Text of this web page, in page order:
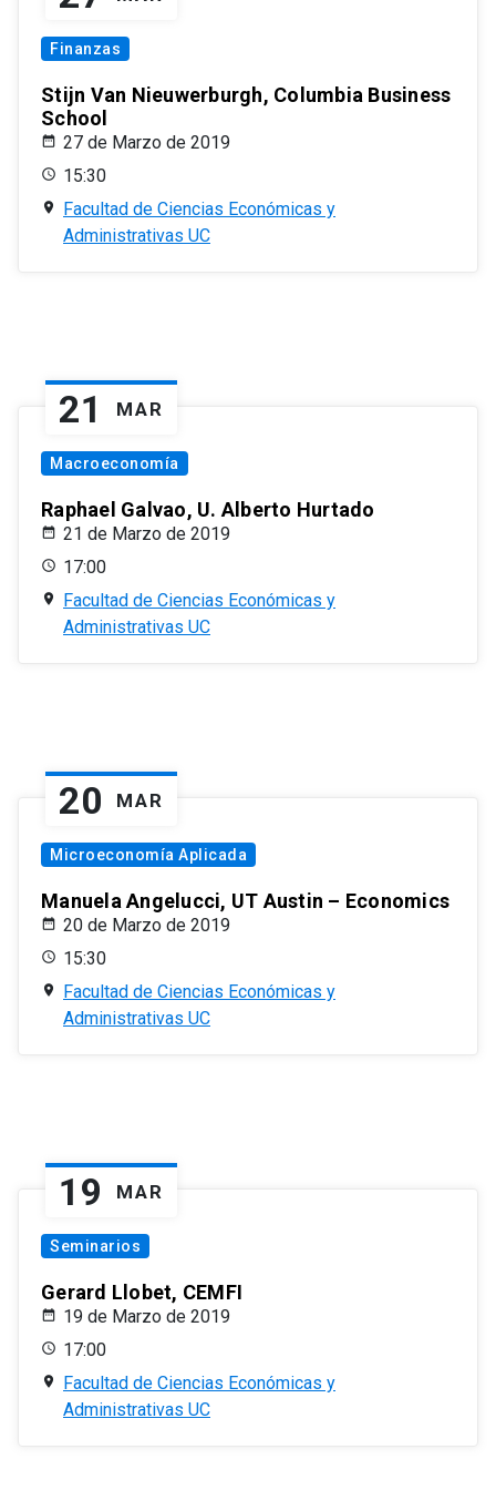
Finanzas
Stijn Van Nieuwerburgh, Columbia Business
School
27 de Marzo de 2019
15:30
Facultad de Ciencias Económicas y
Administrativas UC
21 MAR
Macroeconomía
Raphael Galvao, U. Alberto Hurtado
21 de Marzo de 2019
17:00
Facultad de Ciencias Económicas y
Administrativas UC
20 MAR
Microeconomía Aplicada
Manuela Angelucci, UT Austin – Economics
20 de Marzo de 2019
15:30
Facultad de Ciencias Económicas y
Administrativas UC
19 MAR
Seminarios
Gerard Llobet, CEMFI
19 de Marzo de 2019
17:00
Facultad de Ciencias Económicas y
Administrativas UC